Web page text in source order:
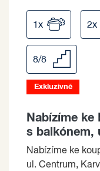
1x 2x
8/8
Exkluzivně
Nabízíme ke
s balkónem,
Nabízíme ke
ul. Centrum,